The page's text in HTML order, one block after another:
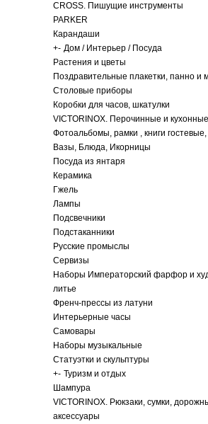
CROSS. Пишущие инструменты
PARKER
Карандаши
+- Дом / Интерьер / Посуда
Растения и цветы
Поздравительные плакетки, панно и
Столовые приборы
Коробки для часов, шкатулки
VICTORINOX. Перочинные и
Фотоальбомы, рамки , книги
Вазы, Блюда, Икорницы
Посуда из янтаря
Керамика
Гжель
Лампы
Подсвечники
Подстаканники
Русские промыслы
Сервизы
Наборы Императорский фарфор и
литье
Френч-прессы из латуни
Интерьерные часы
Самовары
Наборы музыкальные
Статуэтки и скульптуры
+- Туризм и отдых
Шампура
VICTORINOX. Рюкзаки, сумки,
аксессуары